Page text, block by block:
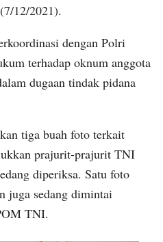
12/2021).
dengan Polri
terhadap oknum anggota
dugaan tindak pidana
tiga buah foto terkait
prajurit-prajurit TNI
diperiksa. Satu foto
juga sedang dimintai
TNI.